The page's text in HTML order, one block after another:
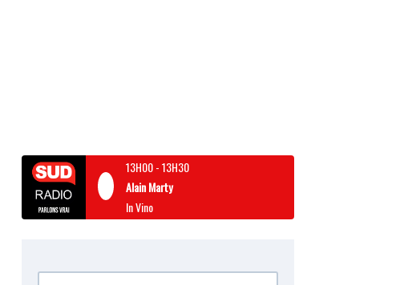
13H00-13H30
Alain Marty
In Vino